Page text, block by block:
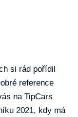
si rád pořídil
reference
na TipCars
2021, kdy má